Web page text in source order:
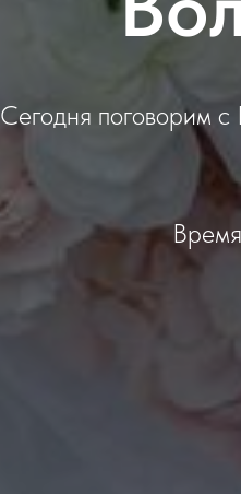
Сегодня поговорим с